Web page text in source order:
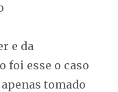
e da
foi esse o caso
tomado